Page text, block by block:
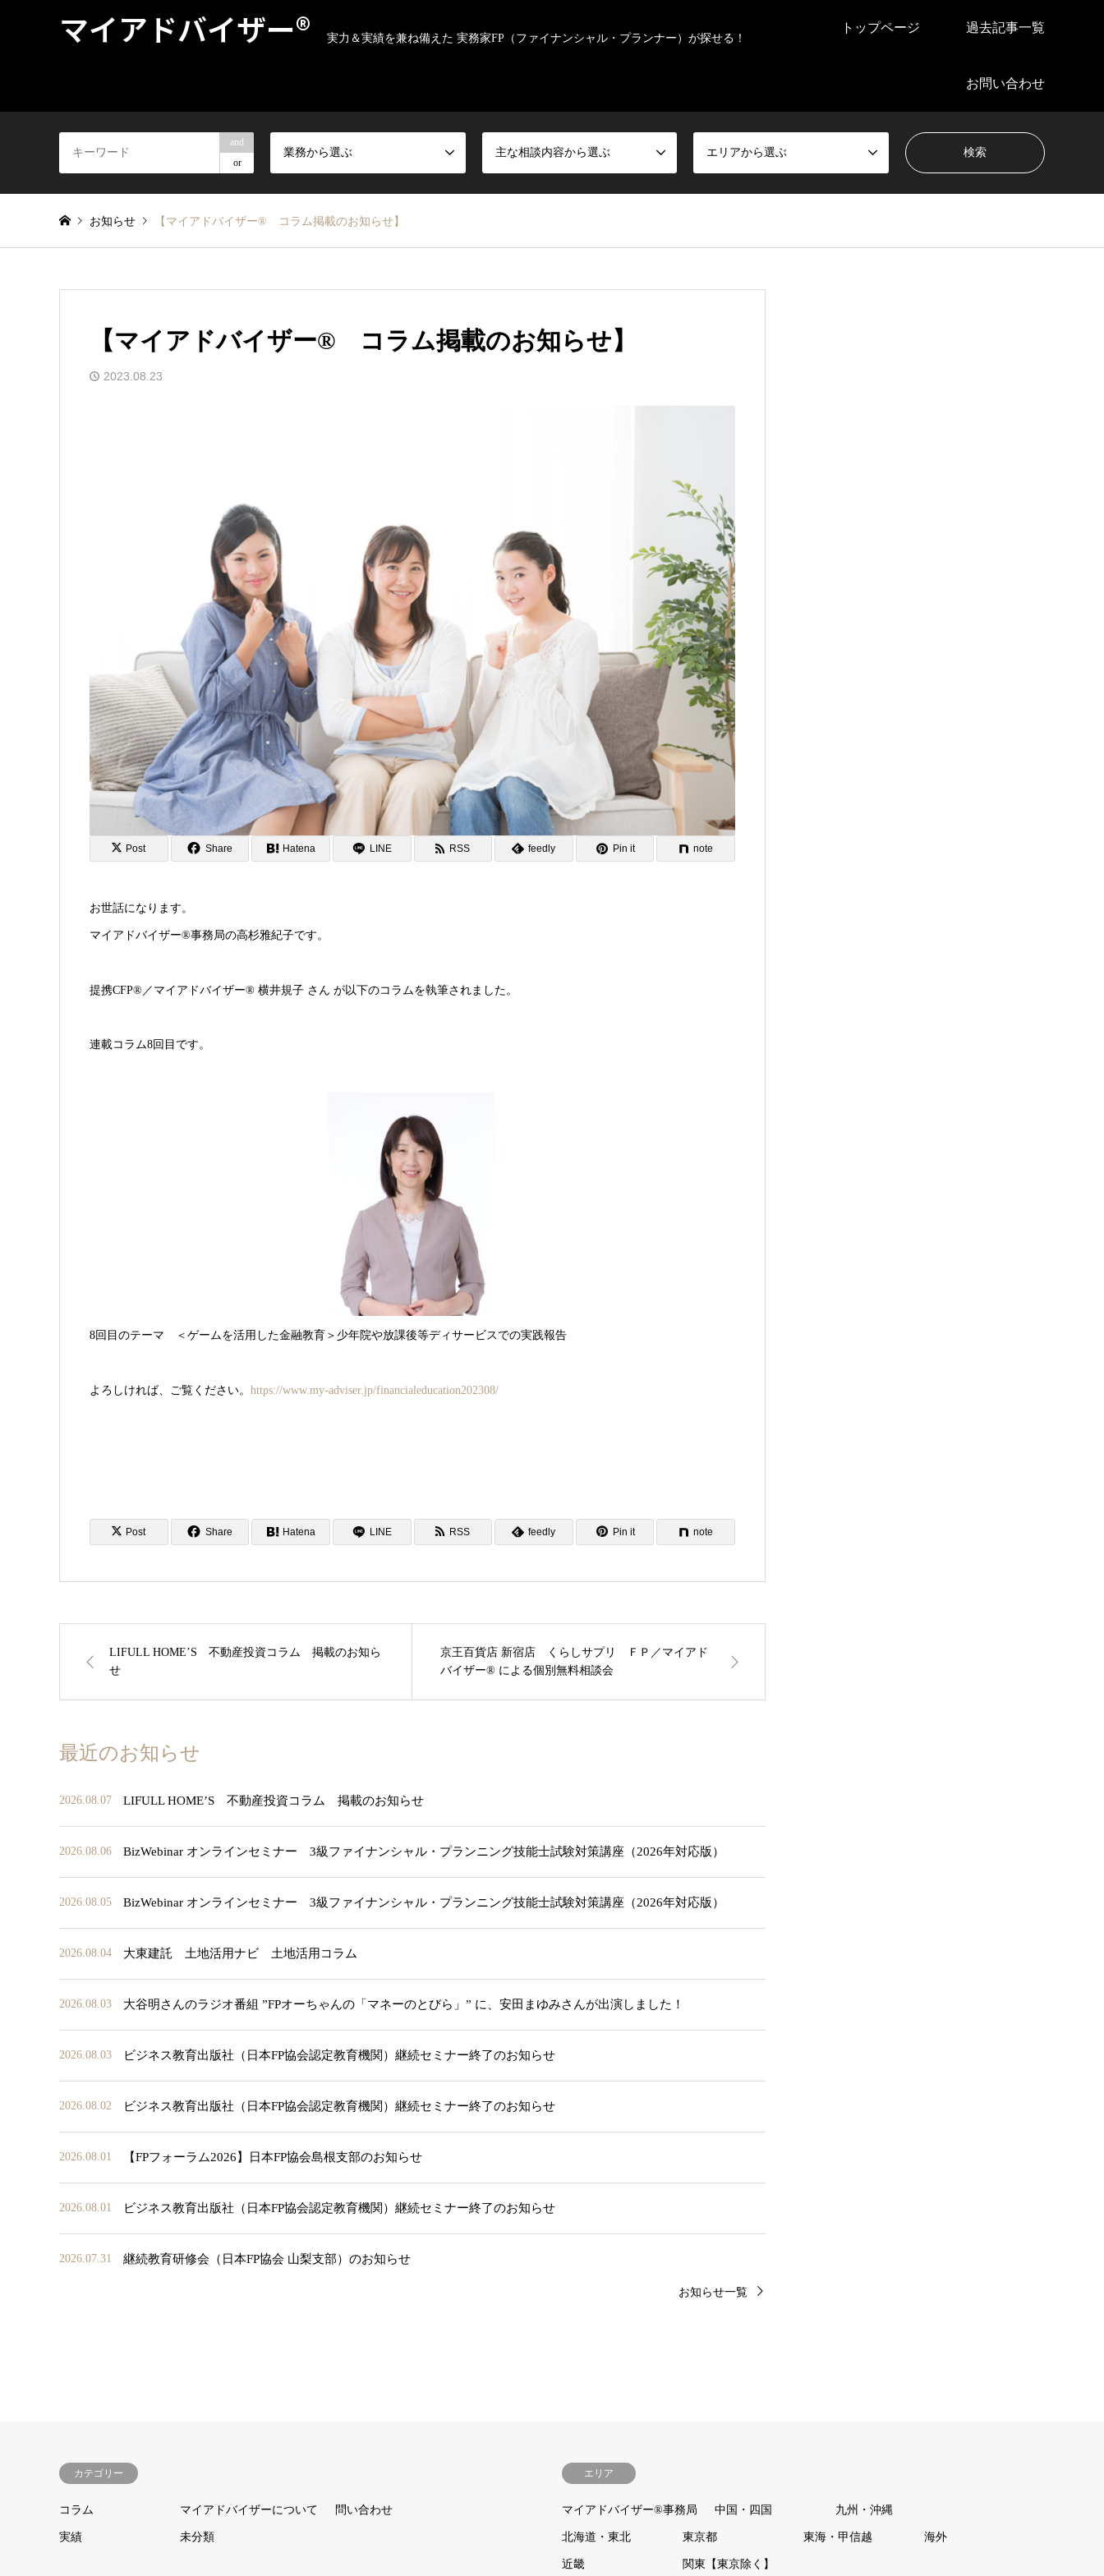
マイアドバイザー® 実力＆実績を兼ね備えた 実務家FP（ファイナンシャル・プランナー）が探せる！
トップページ 過去記事一覧
お問い合わせ
and
or
業務から選ぶ 主な相談内容から選ぶ エリアから選ぶ
お知らせ 【マイアドバイザー® コラム掲載のお知らせ】
【マイアドバイザー® コラム掲載のお知らせ】
2023.08.23
Post Share Hatena LINE RSS feedly Pin it note
お世話になります。
マイアドバイザー®事務局の高杉雅紀子です。
提携CFP®／マイアドバイザー® 横井規子 さん が以下のコラムを執筆されました。
連載コラム8回目です。
8回目のテーマ ＜ゲームを活用した金融教育＞少年院や放課後等ディサービスでの実践報告
よろしければ、ご覧ください。 https://www.my-adviser.jp/financialeducation202308/
Post Share Hatena LINE RSS feedly Pin it note
LIFULL HOME’S 不動産投資コラム 掲載のお知ら
せ
京王百貨店 新宿店 くらしサプリ ＦＰ／マイアド
バイザー® による個別無料相談会
最近のお知らせ
2026.08.07 LIFULL HOME’S 不動産投資コラム 掲載のお知らせ
2026.08.06 BizWebinar オンラインセミナー 3級ファイナンシャル・プランニング技能士試験対策講座（2026年対応版）
2026.08.05 BizWebinar オンラインセミナー 3級ファイナンシャル・プランニング技能士試験対策講座（2026年対応版）
2026.08.04 大東建託 土地活用ナビ 土地活用コラム
2026.08.03 大谷明さんのラジオ番組 ”FPオーちゃんの「マネーのとびら」” に、安田まゆみさんが出演しました！
2026.08.03 ビジネス教育出版社（日本FP協会認定教育機関）継続セミナー終了のお知らせ
2026.08.02 ビジネス教育出版社（日本FP協会認定教育機関）継続セミナー終了のお知らせ
2026.08.01 【FPフォーラム2026】日本FP協会島根支部のお知らせ
2026.08.01 ビジネス教育出版社（日本FP協会認定教育機関）継続セミナー終了のお知らせ
2026.07.31 継続教育研修会（日本FP協会 山梨支部）のお知らせ
お知らせ一覧
カテゴリー
コラム マイアドバイザーについて 問い合わせ
実績 未分類
エリア
マイアドバイザー®事務局 中国・四国 九州・沖縄
北海道・東北 東京都 東海・甲信越 海外
近畿 関東【東京除く】